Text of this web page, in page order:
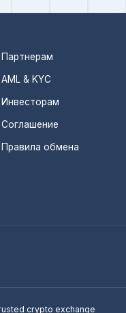
Партнерам
AML & KYC
Инвесторам
Соглашение
Правила обмена
crypto exchange